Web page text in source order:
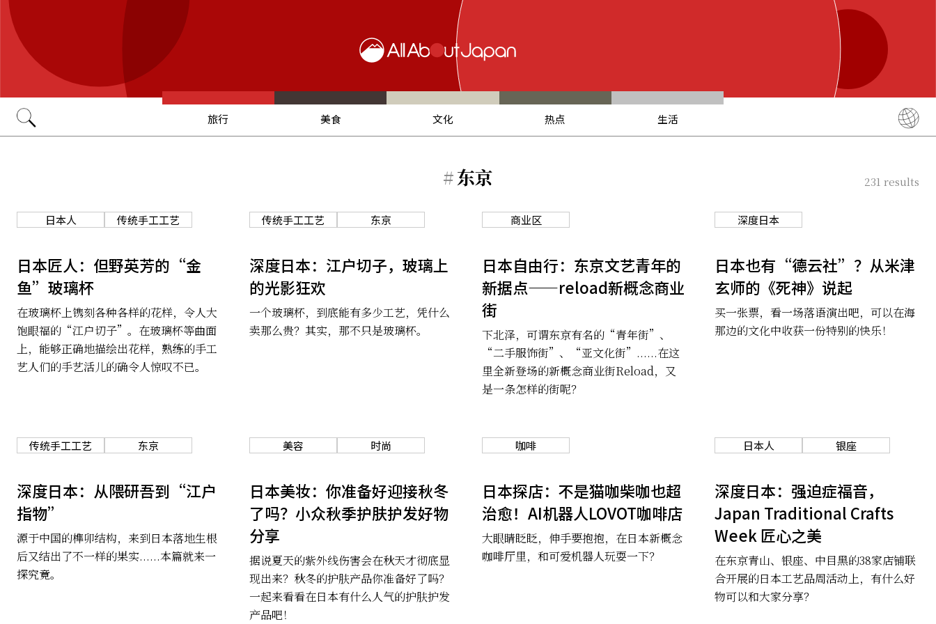
旅行 美食 文化 热点
生活
繁體中文
#东京 231 results
日本人 传统手工工艺
日本匠人：但野英芳的“金
鱼”玻璃杯
在玻璃杯上镌刻各种各样的花样，令人大
饱眼福的“江户切子”。在玻璃杯等曲面
上，能够正确地描绘出花样，熟练的手工
艺人们的手艺活儿的确令人惊叹不已。
传统手工工艺 东京
深度日本：江户切子，玻璃上
的光影狂欢
一个玻璃杯，到底能有多少工艺，凭什么
卖那么贵？其实，那不只是玻璃杯。
商业区
日本自由行：东京文艺青年的
新据点——reload新概念商业
街
下北泽，可谓东京有名的“青年街”、
“二手服饰街”、“亚文化街”......在这
里全新登场的新概念商业街Reload，又
是一条怎样的街呢？
深度日本
日本也有“德云社”？从米津
玄师的《死神》说起
买一张票，看一场落语演出吧，可以在海
那边的文化中收获一份特别的快乐！
传统手工工艺 东京
深度日本：从隈研吾到“江户
指物”
源于中国的榫卯结构，来到日本落地生根
后又结出了不一样的果实......本篇就来一
探究竟。
美容 时尚
日本美妆：你准备好迎接秋冬
了吗？小众秋季护肤护发好物
分享
据说夏天的紫外线伤害会在秋天才彻底显
现出来？秋冬的护肤产品你准备好了吗？
一起来看看在日本有什么人气的护肤护发
产品吧！
咖啡
日本探店：不是猫咖柴咖也超
治愈！AI机器人LOVOT咖啡店
大眼睛眨眨，伸手要抱抱，在日本新概念
咖啡厅里，和可爱机器人玩耍一下？
日本人 银座
深度日本：强迫症福音，
Japan Traditional Crafts
Week 匠心之美
在东京青山、银座、中目黑的38家店铺联
合开展的日本工艺品周活动上，有什么好
物可以和大家分享？